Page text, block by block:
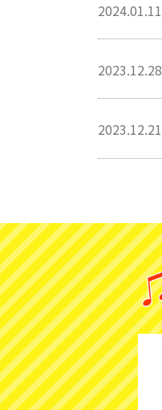
2024.01.11
2023.12.28
2023.12.21